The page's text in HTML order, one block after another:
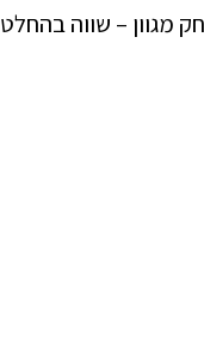
מגוון – שווה בהחלט